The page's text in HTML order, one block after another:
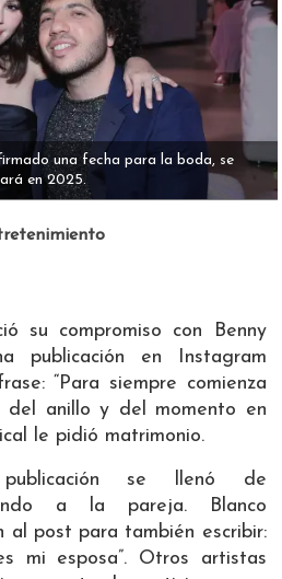
una fecha para la boda, se
en 2025.
su compromiso con Benny
publicación en Instagram
“Para siempre comienza
del anillo y del momento en
le pidió matrimonio.
publicación se llenó de
a la pareja. Blanco
al post para también escribir:
mi esposa”. Otros artistas